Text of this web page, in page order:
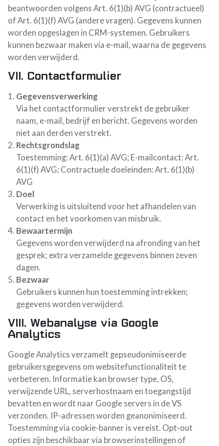
beantwoorden volgens Art. 6(1)(b) AVG (contractueel)
of Art. 6(1)(f) AVG (andere vragen). Gegevens kunnen
worden opgeslagen in CRM-systemen. Gebruikers
kunnen bezwaar maken via e-mail, waarna de gegevens
worden verwijderd.
VII. Contactformulier
Gegevensverwerking
Via het contactformulier verstrekt de gebruiker
naam, e-mail, bedrijf en bericht. Gegevens worden
niet aan derden verstrekt.
Rechtsgrondslag
Toestemming: Art. 6(1)(a) AVG; E-mailcontact: Art.
6(1)(f) AVG; Contractuele doeleinden: Art. 6(1)(b)
AVG
Doel
Verwerking is uitsluitend voor het afhandelen van
contact en het voorkomen van misbruik.
Bewaartermijn
Gegevens worden verwijderd na afronding van het
gesprek; extra verzamelde gegevens binnen zeven
dagen.
Bezwaar
Gebruikers kunnen hun toestemming intrekken;
gegevens worden verwijderd.
VIII. Webanalyse via Google
Analytics
Google Analytics verzamelt gepseudonimiseerde
gebruikersgegevens om websitefunctionaliteit te
verbeteren. Informatie kan browser type, OS,
verwijzende URL, serverhostnaam en toegangstijd
bevatten en wordt naar Google servers in de VS
verzonden. IP-adressen worden geanonimiseerd.
Toestemming via cookie-banner is vereist. Opt-out
opties zijn beschikbaar via browserinstellingen of